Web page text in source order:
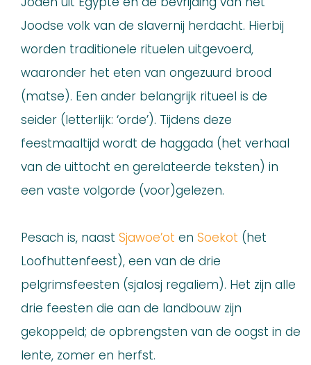
Joodse volk van de slavernij herdacht. Hierbij
worden traditionele rituelen uitgevoerd,
waaronder het eten van ongezuurd brood
(matse). Een ander belangrijk ritueel is de
seider (letterlijk: ‘orde’). Tijdens deze
feestmaaltijd wordt de haggada (het verhaal
van de uittocht en gerelateerde teksten) in
een vaste volgorde (voor)gelezen.
Pesach is, naast Sjawoe’ot en Soekot (het
Loofhuttenfeest), een van de drie
pelgrimsfeesten (sjalosj regaliem). Het zijn alle
drie feesten die aan de landbouw zijn
gekoppeld; de opbrengsten van de oogst in de
lente, zomer en herfst.